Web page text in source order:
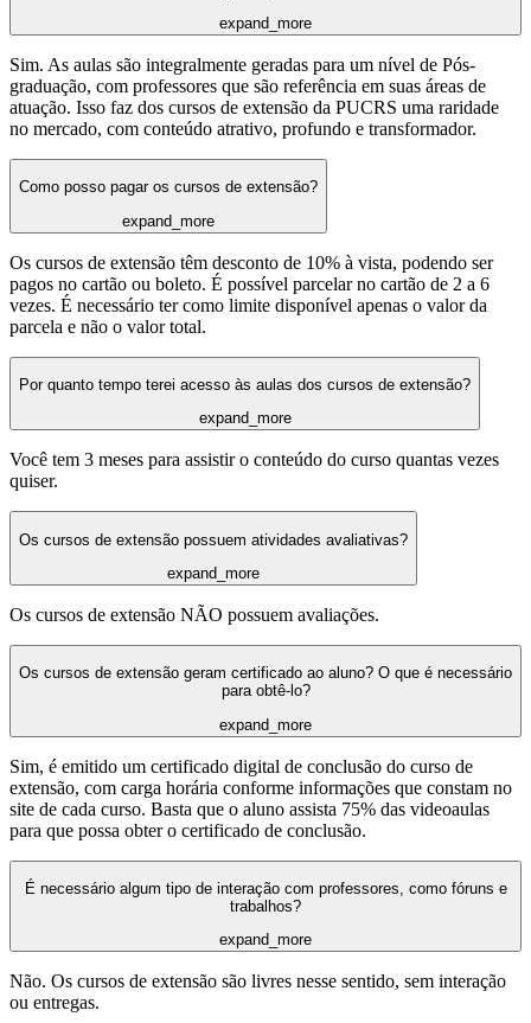
expand_more
Sim. As aulas são integralmente geradas para um nível de Pós-
graduação, com professores que são referência em suas áreas de
atuação. Isso faz dos cursos de extensão da PUCRS uma raridade
no mercado, com conteúdo atrativo, profundo e transformador.
Como posso pagar os cursos de extensão?
expand_more
Os cursos de extensão têm desconto de 10% à vista, podendo ser
pagos no cartão ou boleto. É possível parcelar no cartão de 2 a 6
vezes. É necessário ter como limite disponível apenas o valor da
parcela e não o valor total.
Por quanto tempo terei acesso às aulas dos cursos de extensão?
expand_more
Você tem 3 meses para assistir o conteúdo do curso quantas vezes
quiser.
Os cursos de extensão possuem atividades avaliativas?
expand_more
Os cursos de extensão NÃO possuem avaliações.
Os cursos de extensão geram certificado ao aluno? O que é necessário
para obtê-lo?
expand_more
Sim, é emitido um certificado digital de conclusão do curso de
extensão, com carga horária conforme informações que constam no
site de cada curso. Basta que o aluno assista 75% das videoaulas
para que possa obter o certificado de conclusão.
É necessário algum tipo de interação com professores, como fóruns e
trabalhos?
expand_more
Não. Os cursos de extensão são livres nesse sentido, sem interação
ou entregas.